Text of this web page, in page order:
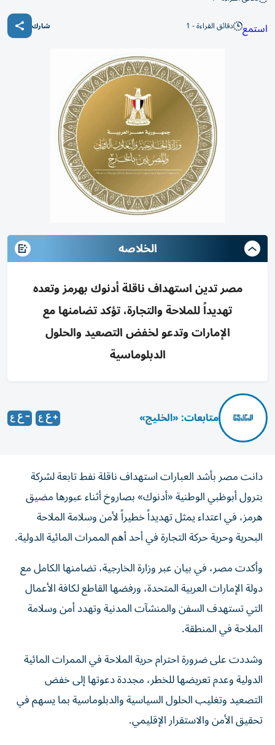
استمع دقائق القراءة - 1 شارك
الخلاصه
مصر تدين استهداف ناقلة أدنوك بهرمز وتعده
تهديداً للملاحة والتجارة، تؤكد تضامنها مع
الإمارات وتدعو لخفض التصعيد والحلول
الدبلوماسية
متابعات: «الخليج»
دانت مصر بأشد العبارات استهداف ناقلة نفط تابعة لشركة
بترول أبوظبي الوطنية «أدنوك» بصاروخ أثناء عبورها مضيق
هرمز، في اعتداء يمثل تهديداً خطيراً لأمن وسلامة الملاحة
البحرية وحرية حركة التجارة في أحد أهم الممرات المائية الدولية.
وأكدت مصر، في بيان عبر وزارة الخارجية، تضامنها الكامل مع
دولة الإمارات العربية المتحدة، ورفضها القاطع لكافة الأعمال
التي تستهدف السفن والمنشآت المدنية وتهدد أمن وسلامة
الملاحة في المنطقة.
وشددت على ضرورة احترام حرية الملاحة في الممرات المائية
الدولية وعدم تعريضها للخطر، مجددة دعوتها إلى خفض
التصعيد وتغليب الحلول السياسية والدبلوماسية بما يسهم في
تحقيق الأمن والاستقرار الإقليمي.